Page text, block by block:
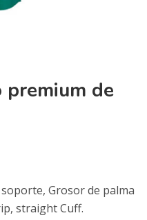
de
Grosor de palma
straight Cuff.